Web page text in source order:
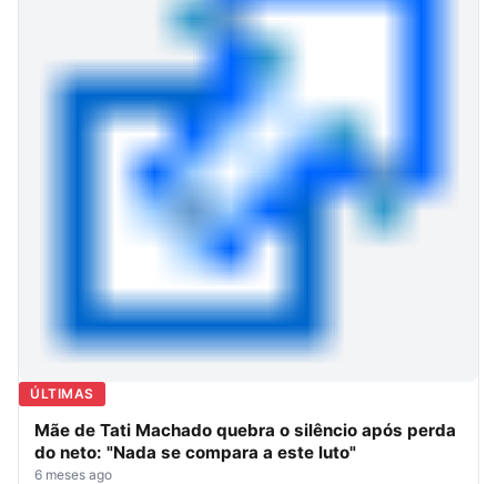
ÚLTIMAS
Mãe de Tati Machado quebra o silêncio após perda
do neto: "Nada se compara a este luto"
6 meses ago